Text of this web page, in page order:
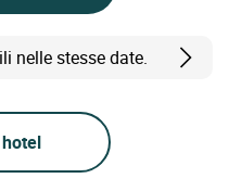
nelle stesse date.